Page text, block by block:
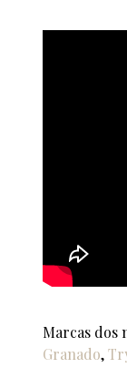
Marcas dos
Granado,